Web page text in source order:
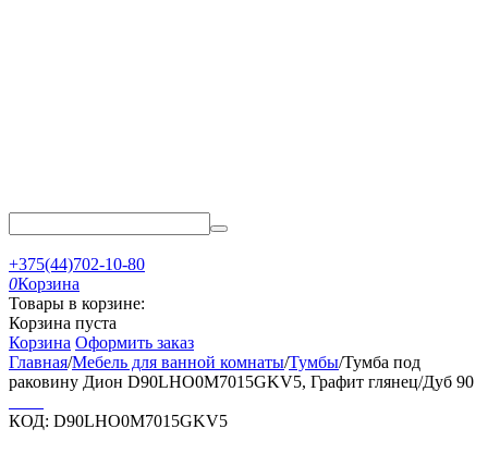
+375(44)702-10-80
0Корзина
Товары в корзине:
Корзина пуста
Корзина Оформить заказ
Главная/Мебель для ванной комнаты/Тумбы/Тумба под
раковину Дион D90LHO0M7015GKV5, Графит глянец/Дуб 90
КОД: D90LHO0M7015GKV5